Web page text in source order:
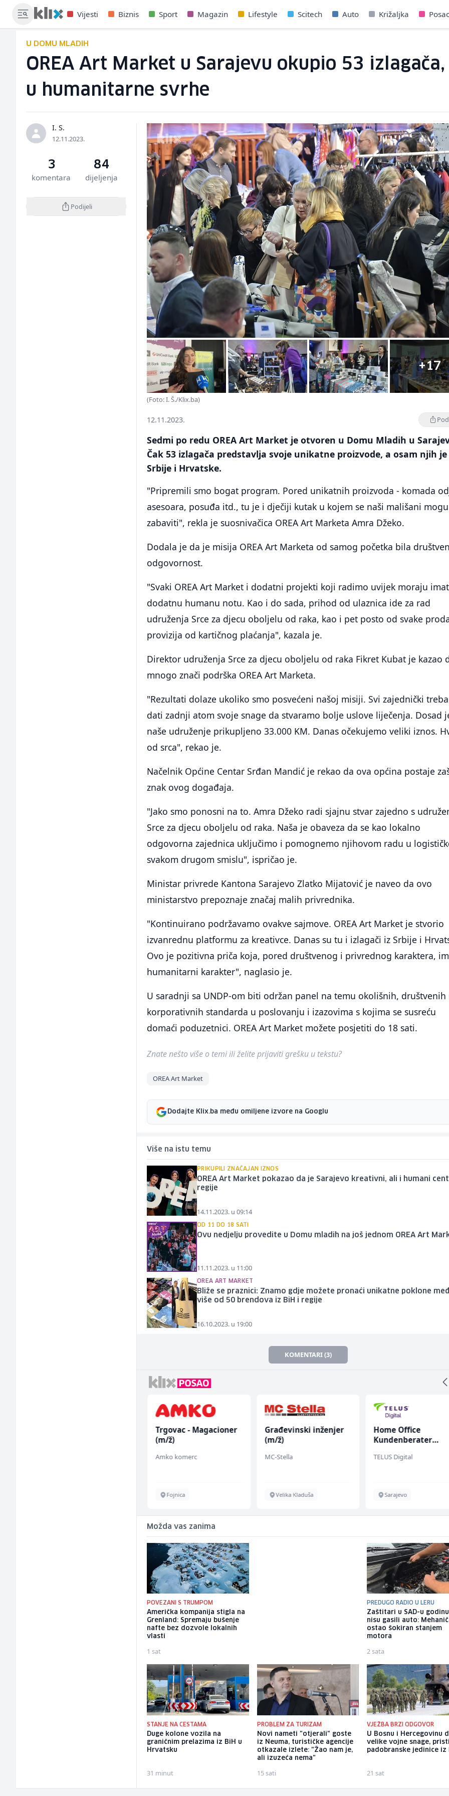
Vijesti Biznis Sport Magazin Lifestyle Scitech Auto Križaljka
U DOMU MLADIH
OREA Art Market u Sarajevu okupio 53
u humanitarne svrhe
I. S.
12.11.2023.
3
komentara
84
dijeljenja
Podijeli
+17
(Foto: I. Š./Klix.ba)
12.11.2023.
Sedmi po redu OREA Art Market je otvoren u Domu Mladih u
Čak 53 izlagača predstavlja svoje unikatne proizvode, a osam njih je
Srbije i Hrvatske.
"Pripremili smo bogat program. Pored unikatnih proizvoda - komada
asesoara, posuđa itd., tu je i dječiji kutak u kojem se naši mališani mogu
zabaviti", rekla je suosnivačica OREA Art Marketa Amra Džeko.
Dodala je da je misija OREA Art Marketa od samog početka bila
odgovornost.
"Svaki OREA Art Market i dodatni projekti koji radimo uvijek moraju
dodatnu humanu notu. Kao i do sada, prihod od ulaznica ide za rad
udruženja Srce za djecu oboljelu od raka, kao i pet posto od svake
provizija od kartičnog plaćanja", kazala je.
Direktor udruženja Srce za djecu oboljelu od raka Fikret Kubat je kazao
mnogo znači podrška OREA Art Marketa.
"Rezultati dolaze ukoliko smo posvećeni našoj misiji. Svi zajednički
dati zadnji atom svoje snage da stvaramo bolje uslove liječenja. Dosad
naše udruženje prikupljeno 33.000 KM. Danas očekujemo veliki iznos.
od srca", rekao je.
Načelnik Općine Centar Srđan Mandić je rekao da ova općina postaje
znak ovog događaja.
"Jako smo ponosni na to. Amra Džeko radi sjajnu stvar zajedno s
Srce za djecu oboljelu od raka. Naša je obaveza da se kao lokalno
odgovorna zajednica uključimo i pomognemo njihovom radu u
svakom drugom smislu", ispričao je.
Ministar privrede Kantona Sarajevo Zlatko Mijatović je naveo da ovo
ministarstvo prepoznaje značaj malih privrednika.
"Kontinuirano podržavamo ovakve sajmove. OREA Art Market je stvorio
izvanrednu platformu za kreativce. Danas su tu i izlagači iz Srbije i
Ovo je pozitivna priča koja, pored društvenog i privrednog karaktera,
humanitarni karakter", naglasio je.
U saradnji sa UNDP-om biti održan panel na temu okolišnih, društvenih
korporativnih standarda u poslovanju i izazovima s kojima se susreću
domaći poduzetnici. OREA Art Market možete posjetiti do 18 sati.
Znate nešto više o temi ili želite prijaviti grešku u tekstu?
OREA Art Market
Dodajte Klix.ba među omiljene izvore na Googlu
Više na istu temu
PRIKUPILI ZNAČAJAN IZNOS
OREA Art Market pokazao da je Sarajevo kreativni, ali i humani
regije
14.11.2023. u 09:14
OD 11 DO 18 SATI
Ovu nedjelju provedite u Domu mladih na još jednom OREA Art
11.11.2023. u 11:00
OREA ART MARKET
Bliže se praznici: Znamo gdje možete pronaći unikatne poklone
više od 50 brendova iz BiH i regije
16.10.2023. u 19:00
KOMENTARI (3)
Trgovac - Magacioner
(m/ž)
Amko komerc
Fojnica
Građevinski inženjer
(m/ž)
MC-Stella
Velika Kladuša
Home Office
Kundenberater
TELUS Digital
Sarajevo
Možda vas zanima
POVEZANI S TRUMPOM
Američka kompanija stigla na
Grenland: Spremaju bušenje
nafte bez dozvole lokalnih
vlasti
1 sat
PREDUGO RADIO U LERU
Zaštitari u SAD-u
nisu gasili auto:
ostao šokiran stanjem
motora
2 sata
STANJE NA CESTAMA
Duge kolone vozila na
graničnim prelazima iz BiH u
Hrvatsku
31 minut
PROBLEM ZA TURIZAM
Novi nameti "otjerali" goste
iz Neuma, turističke agencije
otkazale izlete: "Žao nam je,
ali izuzeća nema"
15 sati
VJEŽBA BRZI ODGOVOR
U Bosnu i Hercegovinu
velike vojne snage,
padobranske jedinice iz
21 sat